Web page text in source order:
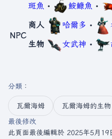
斑魚 • 鮟鱇魚 •
NPC
商人 哈爾多 •
生物 女武神 •
分類 ：​
瓦爾海姆
瓦爾海姆的生物
最後修改
此頁面最後編輯於 2025年5月19